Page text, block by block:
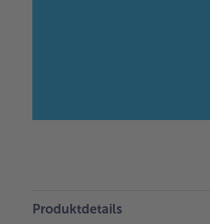
Produktdetails